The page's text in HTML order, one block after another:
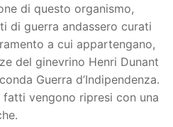
di questo organismo,
di guerra andassero curati
a cui appartengano,
del ginevrino Henri Dunant
Guerra d’Indipendenza.
fatti vengono ripresi con una